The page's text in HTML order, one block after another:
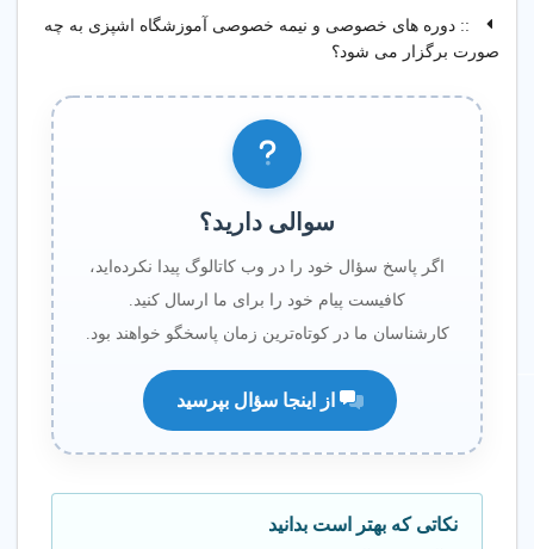
:: دوره های خصوصی و نیمه خصوصی آموزشگاه اشپزی به چه
صورت برگزار می شود؟
سوالی دارید؟
اگر پاسخ سؤال خود را در وب کاتالوگ پیدا نکرده‌اید،
کافیست پیام خود را برای ما ارسال کنید.
کارشناسان ما در کوتاه‌ترین زمان پاسخگو خواهند بود.
نکاتی که بهتر است بدانید